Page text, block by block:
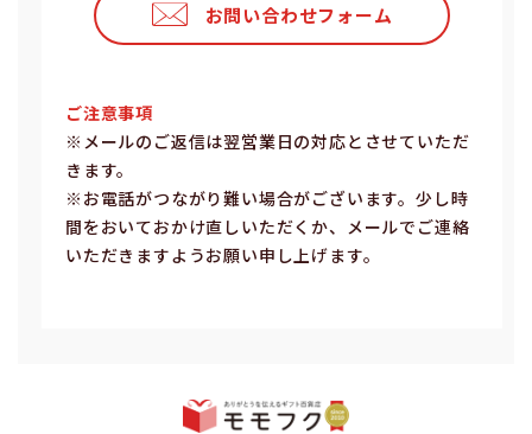
お問い合わせフォーム
ご注意事項
※メールのご返信は翌営業⽇の対応とさせていただ
きます。
※お電話がつながり難い場合がございます。少し時
間をおいておかけ直しいただくか、メールでご連絡
いただきますようお願い申し上げます。